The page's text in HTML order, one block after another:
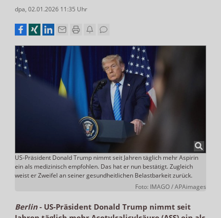
dpa, 02.01.2026 11:35 Uhr
US-Präsident Donald Trump nimmt seit Jahren täglich mehr Aspirin
ein als medizinisch empfohlen. Das hat er nun bestätigt. Zugleich
weist er Zweifel an seiner gesundheitlichen Belastbarkeit zurück.
Foto: IMAGO / APAimages
Berlin- US-Präsident Donald Trump nimmt seit